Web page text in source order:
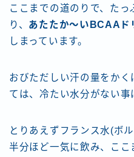
ここまでの道のりで、た
り、 あたたか～いBCAAド
しまっています。
おびただしい汗の量をか
ては、冷たい水分がない事
とりあえずフランス水(ボ
半分ほど一気に飲み、こ